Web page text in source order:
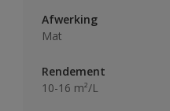
Afwerking
Mat
Rendement
10-16 m²/L